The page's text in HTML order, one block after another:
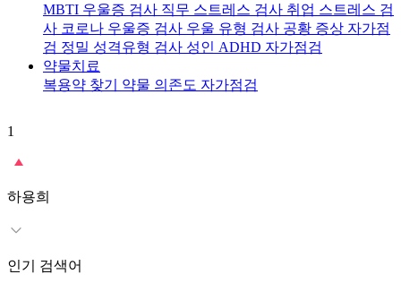
MBTI 우울증 검사 직무 스트레스 검사 취업 스트레스 검
사 코로나 우울증 검사 우울 유형 검사 공황 증상 자가점
검 정밀 성격유형 검사 성인 ADHD 자가점검
약물치료
복용약 찾기 약물 의존도 자가점검
1
하용희
인기 검색어